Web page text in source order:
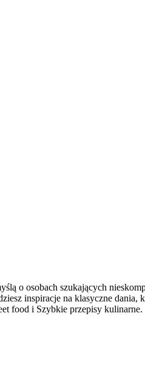
o osobach szukających
inspiracje na klasyczne
food i Szybkie przepisy